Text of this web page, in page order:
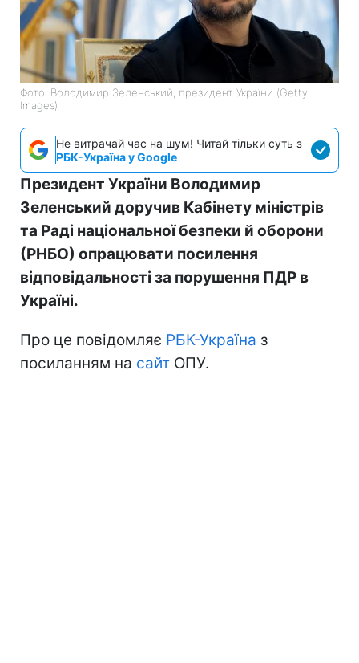
Фото: Володимир Зеленський, президент України (Getty
Images)
Не витрачай час на шум! Читай тільки суть з
РБК-Україна у Google
Президент України Володимир
Зеленський доручив Кабінету міністрів
та Раді національної безпеки й оборони
(РНБО) опрацювати посилення
відповідальності за порушення ПДР в
Україні.
Про це повідомляє РБК-Україна з
посиланням на сайт ОПУ.